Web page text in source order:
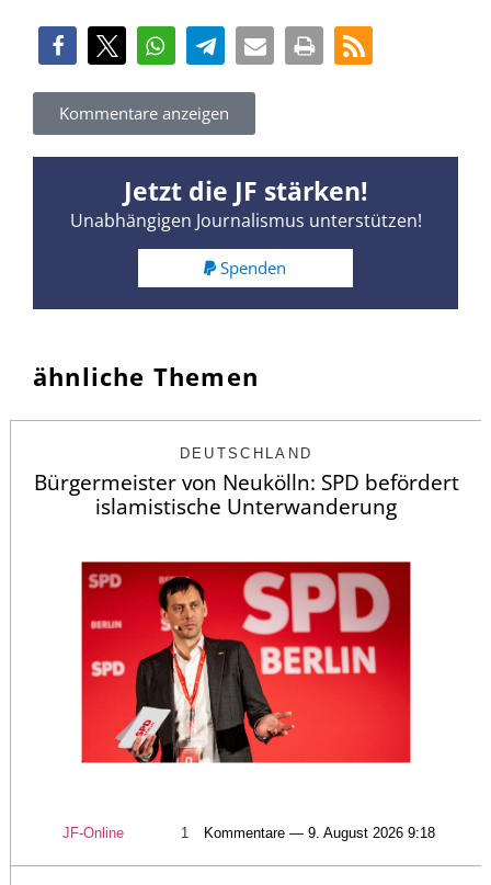
Kommentare anzeigen
Jetzt die JF stärken!
Unabhängigen Journalismus unterstützen!
Spenden
ähnliche Themen
DEUTSCHLAND
Bürgermeister von Neukölln: SPD befördert
islamistische Unterwanderung
JF-Online 1 Kommentare — 9. August 2026 9:18